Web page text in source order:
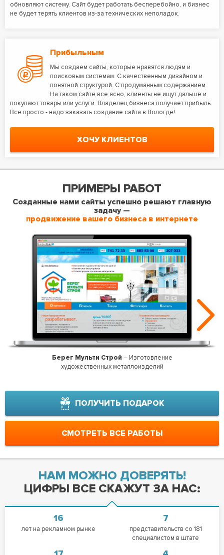
обновляют систему. Сайт будет работать бесперебойно, и бизнес
не будет терять клиентов из-за технических неполадок.
Прибыльным
Мы создаем сайты, которые нравятся людям и
поисковым системам. С качественным дизайном и
понятной структурой. С продуманным содержанием.
На таком сайте все ясно, клиенты не ищут дальше и
покупают товары или услуги. Владелец бизнеса получает прибыль.
Все просто - надо заказать создание сайта в Вологде!
ХОЧУ КЛИЕНТОВ
ПРИМЕРЫ РАБОТ
Созданные нами сайты успешно решают главную
задачу —
продвижение вашего бизнеса в интернете
Берег Мульти Строй – Изготовление
художественных металлоизделий
ПОЛУЧИТЬ ПОДАРОК
СМОТРЕТЬ ВСЕ РАБОТЫ
НАМ МОЖНО ДОВЕРЯТЬ!
ЦИФРЫ ВСЕ СКАЖУТ ЗА НАС:
16
лет на рекламном рынке
7
представительств со 181
специалистом в штате